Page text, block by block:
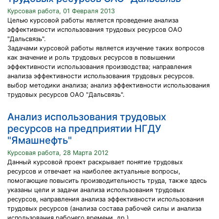
Курсовая работа, 01 Февраля 2013
Целью курсовой работы является проведение анализа
эффективности использования трудовых ресурсов ОАО
"Дальсвязь".
Задачами курсовой работы является изучение таких вопросов
как значение и роль трудовых ресурсов в повышении
эффективности использования производства; направления
анализа эффективности использования трудовых ресурсов.
выбор методики анализа; анализ эффективности использования
трудовых ресурсов ОАО "Дальсвязь".
Анализ использования трудовых
ресурсов на предприятии НГДУ
"Ямашнефть"
Курсовая работа, 28 Марта 2012
Данный курсовой проект раскрывает понятие трудовых
ресурсов и отвечает на наиболее актуальные вопросы,
помогающие повысить производительность труда, также здесь
указаны цели и задачи анализа использования трудовых
ресурсов, направления анализа эффективности использования
трудовых ресурсов (анализа состава рабочей силы и анализа